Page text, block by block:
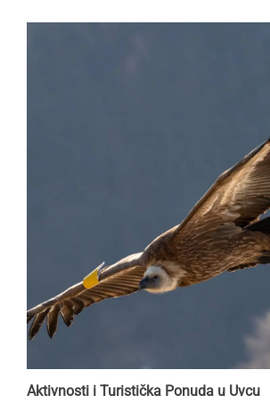
Aktivnosti i Turistička Ponuda u Uvcu